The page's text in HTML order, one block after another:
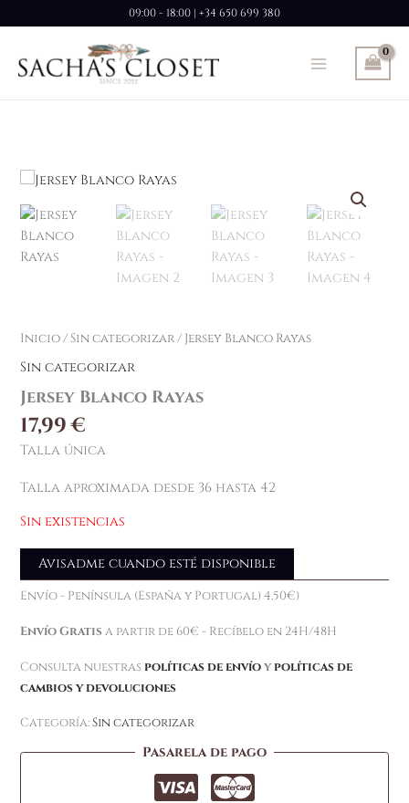
al
09:00 - 18:00 | +34 650 699 380
Inicio/Sin categorizar/ Jersey Blanco Rayas
Sin categorizar
Jersey Blanco Rayas
17,99€
Talla única
Talla aproximada desde 36 hasta 42
Sin existencias
Avisadme cuando esté disponible
Envío - Península (España y Portugal) 4,50€)
Envío Gratis a partir de 60€ - Recíbelo en 24H/48H
Consulta nuestras políticas de envíoy políticas de
cambios y devoluciones
Categoría:Sin categorizar
Pasarela de pago